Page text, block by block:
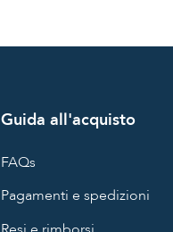
Guida all'acquisto
FAQs
Pagamenti e spedizioni